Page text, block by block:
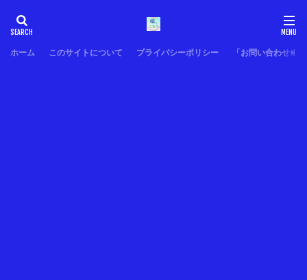
ホーム このサイトについて プライバシーポリシー 「お問い合わせ」